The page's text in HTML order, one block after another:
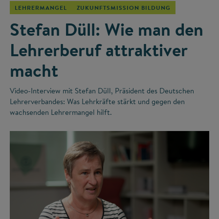
LEHRERMANGEL ZUKUNFTSMISSION BILDUNG
Stefan Düll: Wie man den
Lehrerberuf attraktiver
macht
Video-Interview mit Stefan Düll, Präsident des Deutschen
Lehrerverbandes: Was Lehrkräfte stärkt und gegen den
wachsenden Lehrermangel hilft.